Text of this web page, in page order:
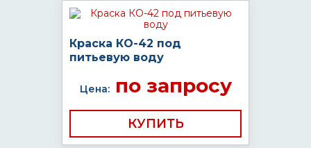
Краска КО-42 под
питьевую воду
Цена:по запросу
КУПИТЬ